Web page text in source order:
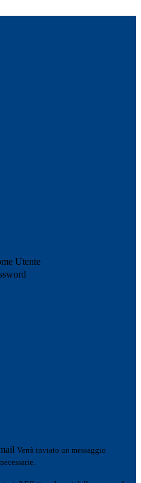
Utente
Verrà inviato un messaggio